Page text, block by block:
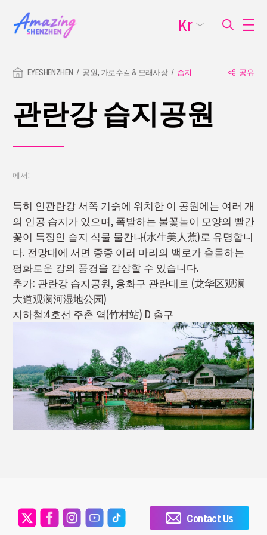
EYESHENZHEN 공원, 가로수길 & 모래사장 습지 공유
관란강 습지공원
에서:
특히 인관란강 서쪽 기슭에 위치한 이 공원에는 여러 개
의 인공 습지가 있으며, 폭발하는 불꽃놀이 모양의 빨간
꽃이 특징인 습지 식물 물칸나(水生美人蕉)로 유명합니
다. 전망대에 서면 종종 여러 마리의 백로가 출몰하는
평화로운 강의 풍경을 감상할 수 있습니다.
추가: 관란강 습지공원, 용화구 관란대로 (龙华区观澜
大道观澜河湿地公园)
지하철:4호선 주촌 역(竹村站) D 출구
Kr
Contact Us